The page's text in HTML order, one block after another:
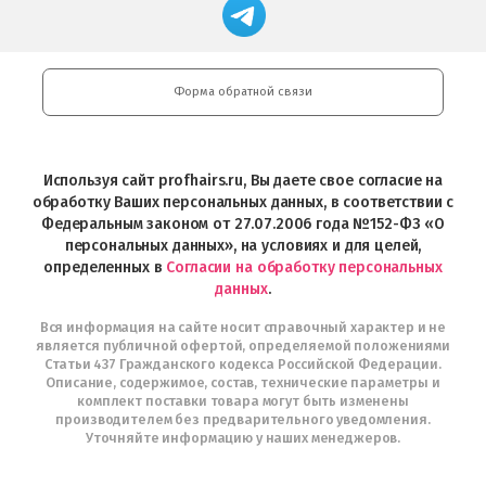
загрузить
Play
Магазин
профессиональной
Professional
и
Интернет-
Telegram
Форма обратной связи
Используя сайт profhairs.ru, Вы даете свое согласие на
обработку Ваших персональных данных, в соответствии с
Федеральным законом от 27.07.2006 года №152-ФЗ «О
персональных данных», на условиях и для целей,
определенных в Согласии на обработку персональных
данных.
Вся информация на сайте носит справочный характер и не
является публичной офертой, определяемой положениями
Статьи 437 Гражданского кодекса Российской Федерации.
Описание, содержимое, состав, технические параметры и
комплект поставки товара могут быть изменены
производителем без предварительного уведомления.
Уточняйте информацию у наших менеджеров.